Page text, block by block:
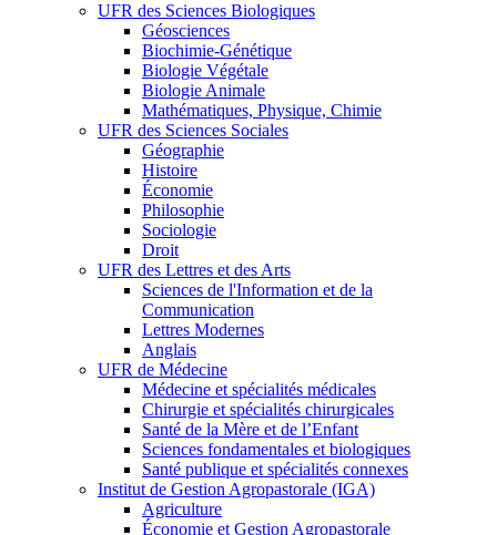
UFR des Sciences Biologiques
Géosciences
Biochimie-Génétique
Biologie Végétale
Biologie Animale
Mathématiques, Physique, Chimie
UFR des Sciences Sociales
Géographie
Histoire
Économie
Philosophie
Sociologie
Droit
UFR des Lettres et des Arts
Sciences de l'Information et de la
Communication
Lettres Modernes
Anglais
UFR de Médecine
Médecine et spécialités médicales
Chirurgie et spécialités chirurgicales
Santé de la Mère et de l’Enfant
Sciences fondamentales et biologiques
Santé publique et spécialités connexes
Institut de Gestion Agropastorale (IGA)
Agriculture
Économie et Gestion Agropastorale